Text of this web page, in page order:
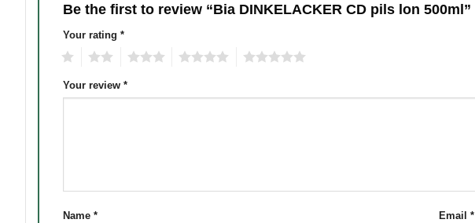
Be the first to review “Bia DINKELACKER CD pils lon 500ml”
Your rating *
Your review *
Name * Email *